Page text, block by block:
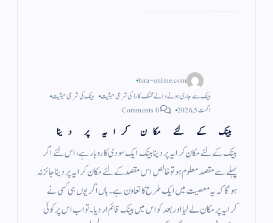
hira-online.com
بینک سے جاری ہونے والے مختلف کارڈ کی شرعی حیثیت بینک کی شرعی حیثیت
اگست 5, 2026
0 Comments
بینک کے لئے مکان کرایہ پر دینا
بینک کے لئے مکان کرایہ پر دینا بینک ایک سودی کاروبار ہے ، اس لئے اگر
پہلے سے مقصد معلوم ہو تو خالص اس مقصد کے لئے مکان کرایہ پر دینا جائز نہ
ہو گا کہ یہ معصیت میں ایک طرح کا تعاون ہے ۔ ہاں اگر یوں ہی کسی نے
کرایہ پر مکان لے لیا اور بعد کو اس میں بینک قائم ار دیا ۔ تو اب اس پر کوئی